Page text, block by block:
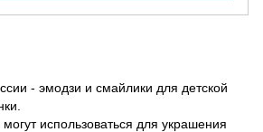
- эмодзи и смайлики для детской
использоваться для украшения